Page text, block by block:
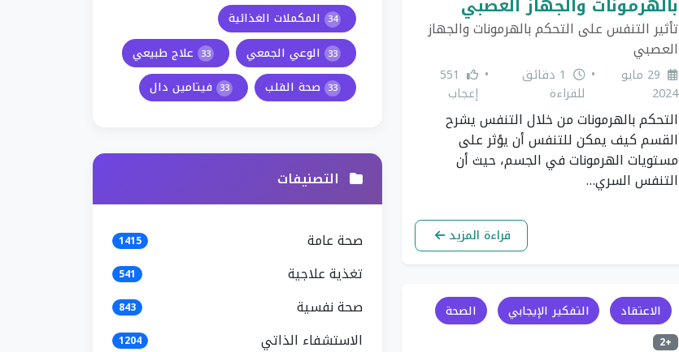
تأثير التنفس على التحكم بالهرمونات والجهاز
العصبي
29 مايو
2024
•
1 دقائق
للقراءة
•
551
إعجاب
التحكم بالهرمونات من خلال التنفس يشرح
القسم كيف يمكن للتنفس أن يؤثر على
مستويات الهرمونات في الجسم، حيث أن
التنفس السري…
قراءة المزيد
الاعتقاد التفكير الإيجابي الصحة
+2
34 المكملات الغذائية
33 الوعي الجمعي 33 علاج طبيعي
33 صحة القلب 33 فيتامين دال
التصنيفات
صحة عامة 1415
تغذية علاجية 541
صحة نفسية 843
الاستشفاء الذاتي 1204